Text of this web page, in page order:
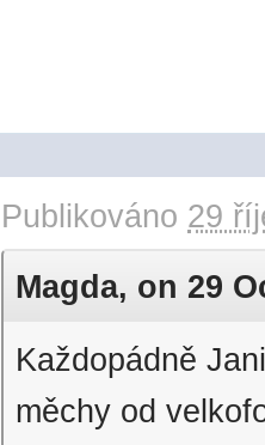
Publikováno 29
Magda, on 29
Každopádně
měchy od